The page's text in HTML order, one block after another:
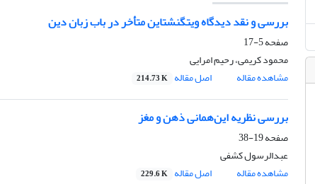
بررسی و نقد دیدگاه ویتگنشتاین متأخر در باب زبان دین
صفحه5-17
محمود کریمی، رحیم امرایی
مشاهده مقاله
اصل مقاله 214.73 K
بررسی نظریه این‌همانی ذهن و مغز
صفحه19-38
عبدالرسول کشفی
مشاهده مقاله
اصل مقاله 229.6 K